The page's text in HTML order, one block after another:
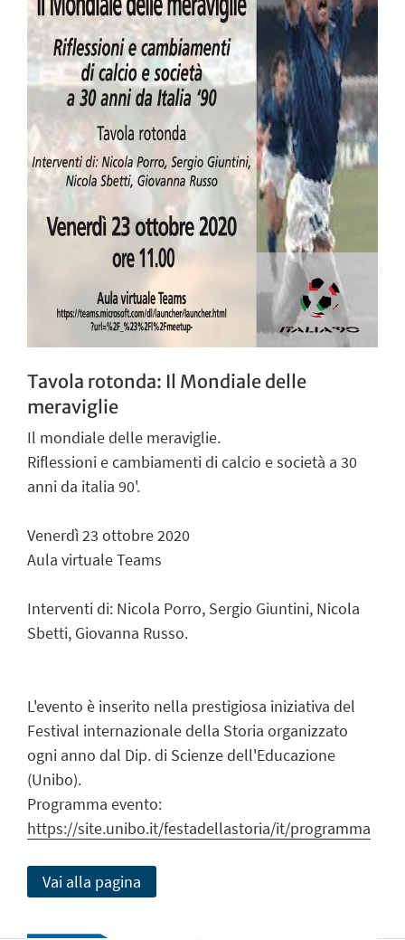
Tavola rotonda: Il Mondiale delle
meraviglie
Il mondiale delle meraviglie.
Riflessioni e cambiamenti di calcio e società a 30
anni da italia 90'.
Venerdì 23 ottobre 2020
Aula virtuale Teams
Interventi di: Nicola Porro, Sergio Giuntini, Nicola
Sbetti, Giovanna Russo.
L'evento è inserito nella prestigiosa iniziativa del
Festival internazionale della Storia organizzato
ogni anno dal Dip. di Scienze dell'Educazione
(Unibo).
Programma evento:
https://site.unibo.it/festadellastoria/it/programma
Vai alla pagina